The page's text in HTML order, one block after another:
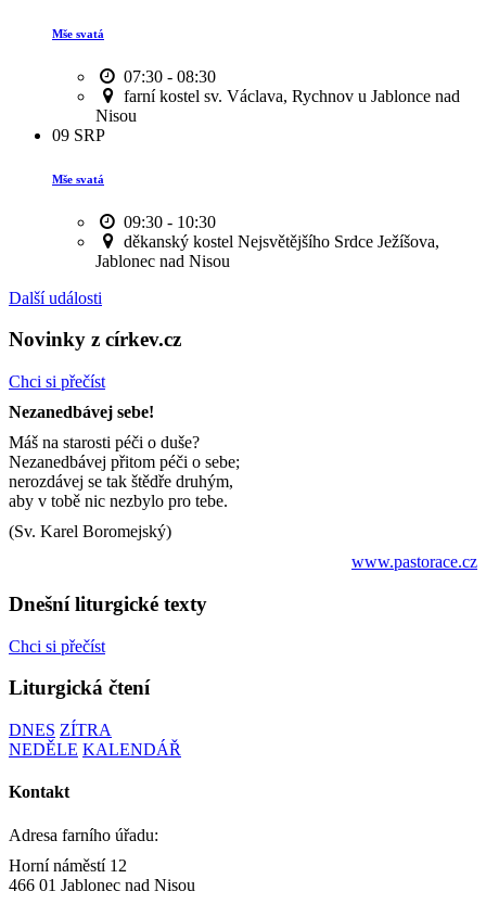
Mše svatá
07:30 - 08:30
farní kostel sv. Václava, Rychnov u Jablonce nad
Nisou
09 SRP
Mše svatá
09:30 - 10:30
děkanský kostel Nejsvětějšího Srdce Ježíšova,
Jablonec nad Nisou
Další události
Novinky z církev.cz
Chci si přečíst
Nezanedbávej sebe!
Máš na starosti péči o duše?
Nezanedbávej přitom péči o sebe;
nerozdávej se tak štědře druhým,
aby v tobě nic nezbylo pro tebe.
(Sv. Karel Boromejský)
www.pastorace.cz
Dnešní liturgické texty
Chci si přečíst
Liturgická čtení
DNES ZÍTRA
NEDĚLE KALENDÁŘ
Kontakt
Adresa farního úřadu:
Horní náměstí 12
466 01 Jablonec nad Nisou